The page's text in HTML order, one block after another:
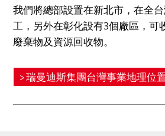
我們將總部設置在新北市，在全
工，另外在彰化設有3個廠區，可
廢棄物及資源回收物。
瑞曼迪斯集團台灣事業地理位